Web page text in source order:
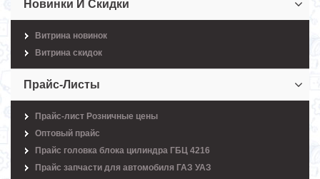
Новинки И Скидки
Витрина новинок
Витрина скидок
Прайс-Листы
Прайс-лист Розничные цены
Оптовый прайс
Прайс головка блока цилиндра ГБЦ 4216
Прайс запчасти для автомобиля ГАЗ УАЗ